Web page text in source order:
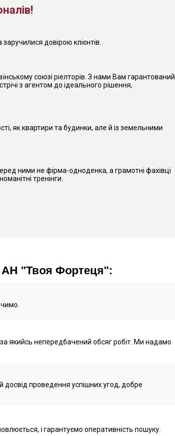
довірою клієнтів.
союзі ріелторів. З нами Вам гарантований
з агентом до ідеального рішення,
як квартири та будинки, але й із земельними
ними не фірма-одноденка, а грамотні фахівці
тренінги.
АН "Твоя Фортеця":
якийсь непередбачений обсяг робіт. Ми надамо
досвід проведення успішних угод, добре
і гарантуємо оперативність пошуку.